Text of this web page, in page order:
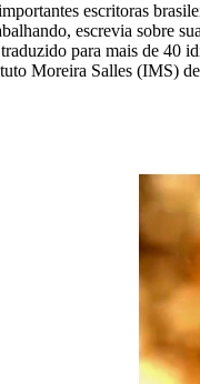
escritoras
escrevia sobre
para mais de 40
Moreira Salles (IMS)